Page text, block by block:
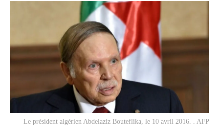
Le président algérien Abdelaziz Bouteflika, le 10 avril 2016. . AFP